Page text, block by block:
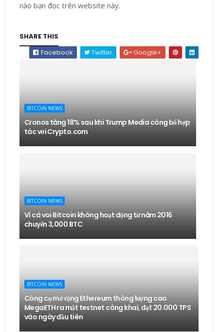
nào bạn đọc trên website này.
SHARE THIS
Facebook
Twitter Google+
BITCOIN NEWS
Cronos tăng 18% sau khi Trump Media công bố hợp
tác với Crypto.com
BITCOIN NEWS
Ví cá voi Bitcoin không hoạt động từ năm 2016
chuyển 3,000 BTC
BITCOIN NEWS
Công cụ mở rộng Ethereum thông lượng cao
MegaETH ra mắt testnet công khai, đạt 20.000 TPS
vào ngày đầu tiên